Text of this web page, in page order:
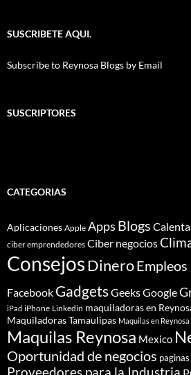
SUSCRIBETE AQUI.
Subscribe to Reynosa Blogs by Email
SUSCRIPTORES
CATEGORIAS
Aplicaciones Apple Apps Blogs
ciber emprendedores Ciber negocios
ConsejosDineroEmpleos
Facebook GadgetsGeeksGoogle
iPad iPhone Linkedin maquiladoras en
Maquiladoras Tamaulipas Maquilas en Reynosa
Maquilas Reynosa Mexico
Oportunidad de negocios